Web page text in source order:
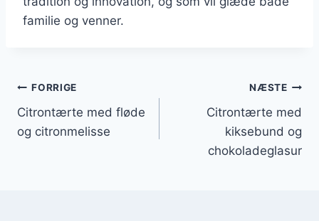
familie og venner.
Indlægsnavigation
FORRIGE
Citrontærte med fløde
og citronmelisse
NÆSTE
Citrontærte med
kiksebund og
chokoladeglasur